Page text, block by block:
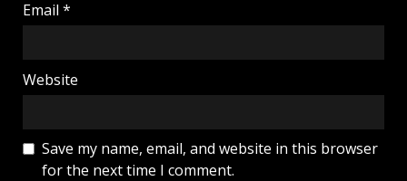
Email *
Website
Save my name, email, and website in this browser
for the next time I comment.